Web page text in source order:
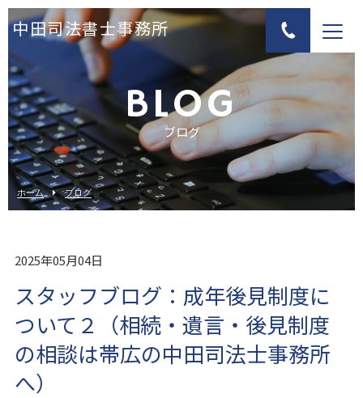
中田司法書士事務所
BLOG
ブログ
ホーム ブログ
2025年05月04日
スタッフブログ：成年後見制度に
ついて２（相続・遺言・後見制度
の相談は帯広の中田司法士事務所
へ）